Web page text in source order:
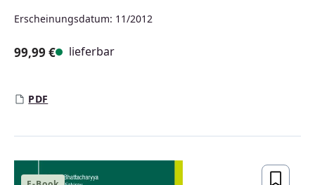
Erscheinungsdatum: 11/2012
99,99 € lieferbar
PDF